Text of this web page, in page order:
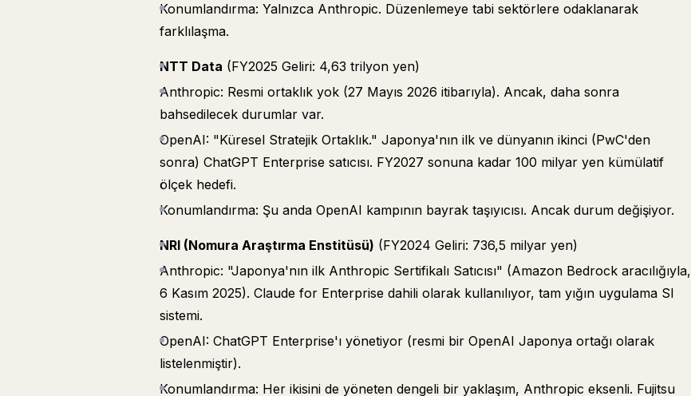
Konumlandırma: Yalnızca Anthropic. Düzenlemeye tabi sektörlere odaklanarak
farklılaşma.
NTT Data (FY2025 Geliri: 4,63 trilyon yen)
Anthropic: Resmi ortaklık yok (27 Mayıs 2026 itibarıyla). Ancak, daha sonra
bahsedilecek durumlar var.
OpenAI: "Küresel Stratejik Ortaklık." Japonya'nın ilk ve dünyanın ikinci (PwC'den
sonra) ChatGPT Enterprise satıcısı. FY2027 sonuna kadar 100 milyar yen kümülatif
ölçek hedefi.
Konumlandırma: Şu anda OpenAI kampının bayrak taşıyıcısı. Ancak durum değişiyor.
NRI (Nomura Araştırma Enstitüsü) (FY2024 Geliri: 736,5 milyar yen)
Anthropic: "Japonya'nın ilk Anthropic Sertifikalı Satıcısı" (Amazon Bedrock aracılığıyla,
6 Kasım 2025). Claude for Enterprise dahili olarak kullanılıyor, tam yığın uygulama SI
sistemi.
OpenAI: ChatGPT Enterprise'ı yönetiyor (resmi bir OpenAI Japonya ortağı olarak
listelenmiştir).
Konumlandırma: Her ikisini de yöneten dengeli bir yaklaşım, Anthropic eksenli. Fujitsu